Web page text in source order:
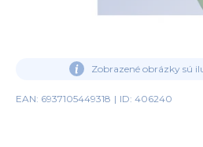
Zobrazené obrázky sú
EAN: 6937105449318 | ID: 406240